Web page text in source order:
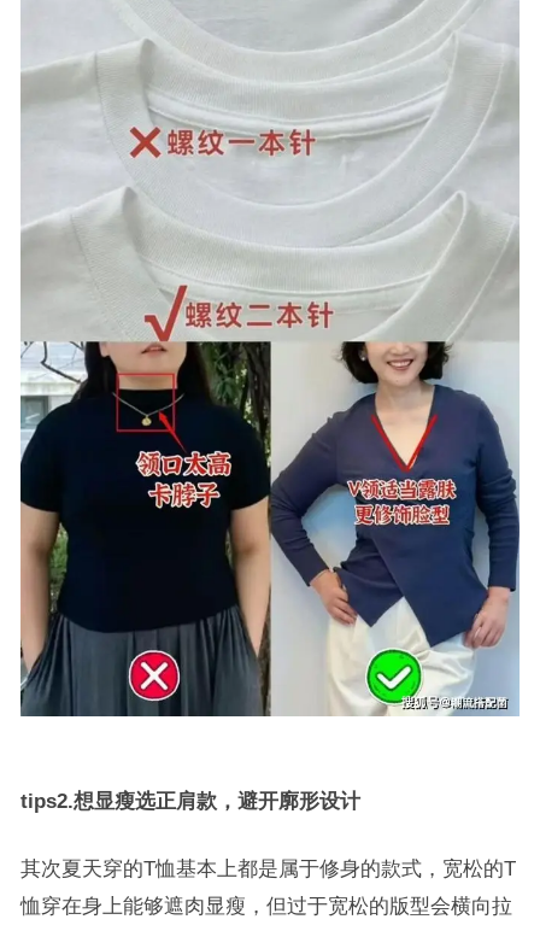
tips2.想显瘦选正肩款，避开廓形设计
其次夏天穿的T恤基本上都是属于修身的款式，宽松的T
恤穿在身上能够遮肉显瘦，但过于宽松的版型会横向拉